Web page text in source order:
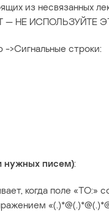
из несвязанных
— НЕ ИСПОЛЬЗУЙТЕ
->Сигнальные строки:
нужных писем):
когда поле «TO:»